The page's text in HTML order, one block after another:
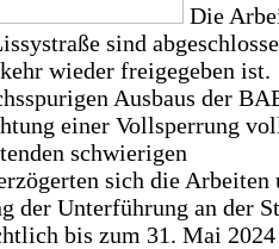
Die
sind
wieder freigegeben
Ausbaus der
einer Vollsperrung
schwierigen
sich die Arbeiten
der Unterführung an der
bis zum 31. Mai 2024